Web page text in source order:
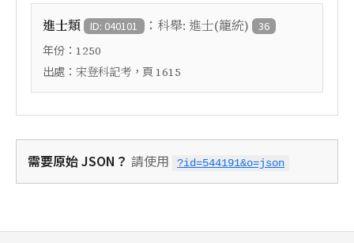
進士類 ID: 040101 ： 科舉: 進士(籠統) 36
年份： 1250
出處： 宋登科記考 ，頁 1615
需要原始 JSON？ 請使用 ?id=544191&o=json